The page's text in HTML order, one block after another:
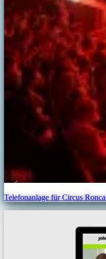
Telefonanlage für Circus